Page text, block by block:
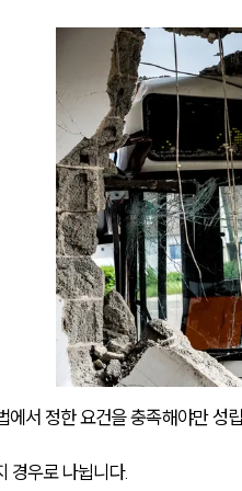
에서 정한 요건을 충족해야만 성
경우로 나뉩니다.